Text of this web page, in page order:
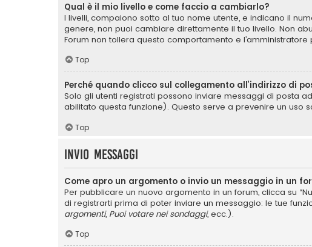
Qual è il mio livello e come faccio a cambiarlo?
I livelli, compaiono sotto al tuo nome utente, e indicano il
genere, non puoi cambiare direttamente il tuo livello. Non
Forum non tollera questo comportamento e
Top
Perché quando clicco sul collegamento all’indirizzo di
Solo gli utenti registrati possono inviare messaggi di posta
abilitato questa funzione). Questo serve a prevenire un
Top
Invio Messaggi
Come apro un argomento o invio un messaggio in un
Per pubblicare un nuovo argomento in un forum, clicca su
di registrarti prima di poter inviare un messaggio: le tue
argomenti, Puoi votare nei sondaggi, ecc.).
Top